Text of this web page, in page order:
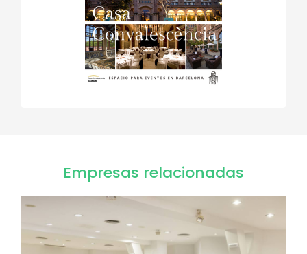
Empresas relacionadas